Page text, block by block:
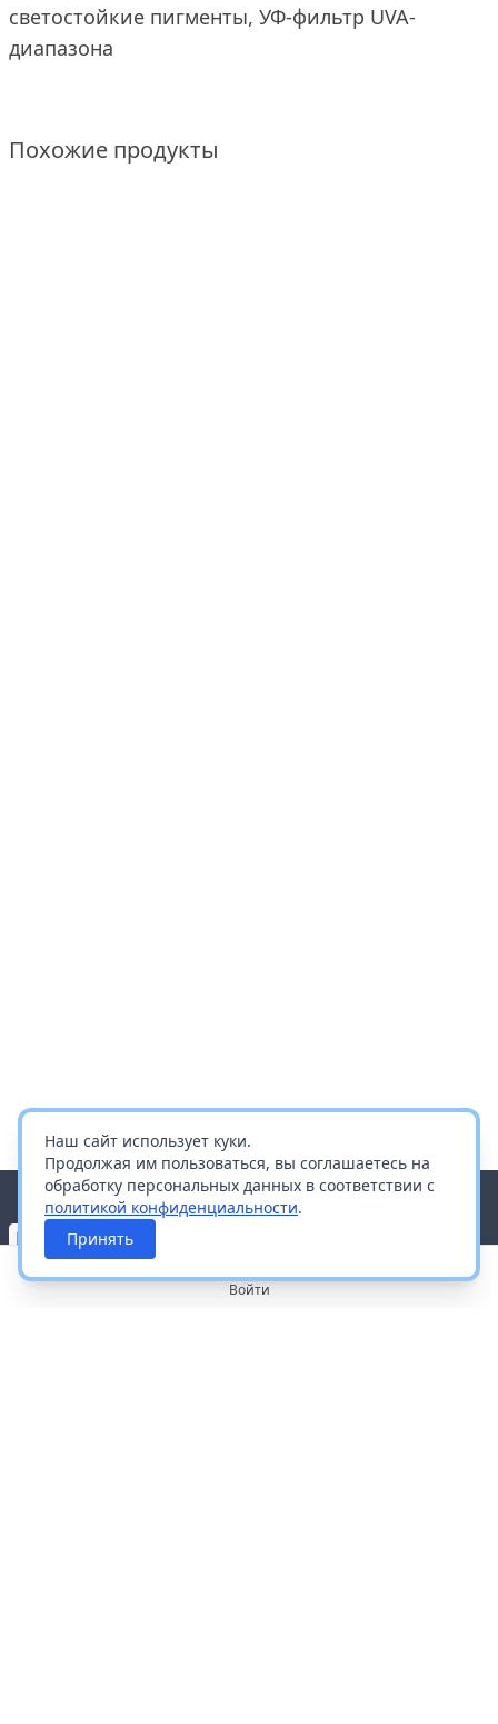
светостойкие пигменты, УФ-фильтр UVA-
диапазона
Похожие продукты
Наш сайт использует куки.
Продолжая им пользоваться, вы соглашаетесь на
обработку персональных данных в соответствии с
политикой конфиденциальности.
Принять
Войти